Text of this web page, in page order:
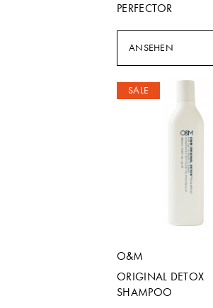
PERFECTOR
ANSEHEN
SALE
O&M
ORIGINAL DETOX
SHAMPOO